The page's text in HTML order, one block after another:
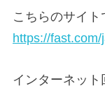
こちらのサイト
https://fast.com/
インターネッ